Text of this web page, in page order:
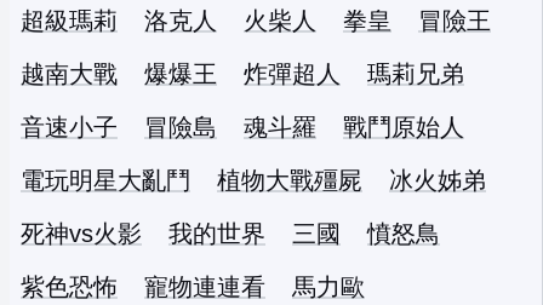
超級瑪莉 洛克人 火柴人 拳皇
冒險王
越南大戰
爆爆王 炸彈超人
瑪莉兄弟
音速小子
冒險島 魂斗羅
戰鬥原始人
電玩明星大亂鬥
植物大戰殭屍
冰火姊弟
死神vs火影
我的世界 三國
憤怒鳥
紫色恐怖
寵物連連看 馬力歐